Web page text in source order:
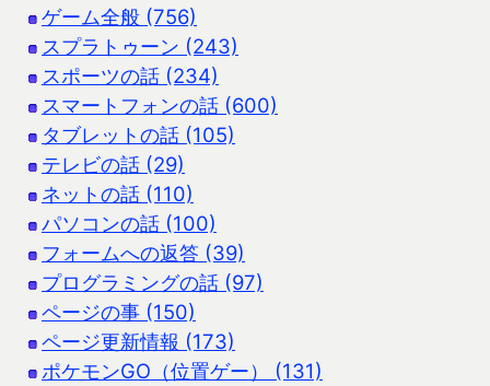
ゲーム全般 (756)
スプラトゥーン (243)
スポーツの話 (234)
スマートフォンの話 (600)
タブレットの話 (105)
テレビの話 (29)
ネットの話 (110)
パソコンの話 (100)
フォームへの返答 (39)
プログラミングの話 (97)
ページの事 (150)
ページ更新情報 (173)
ポケモンGO（位置ゲー） (131)